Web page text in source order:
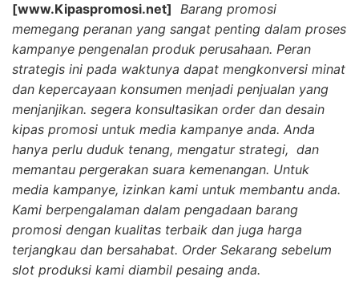
[www.Kipaspromosi.net] Barang promosi
memegang peranan yang sangat penting dalam proses
kampanye pengenalan produk perusahaan. Peran
strategis ini pada waktunya dapat mengkonversi minat
dan kepercayaan konsumen menjadi penjualan yang
menjanjikan. segera konsultasikan order dan desain
kipas promosi untuk media kampanye anda. Anda
hanya perlu duduk tenang, mengatur strategi, dan
memantau pergerakan suara kemenangan. Untuk
media kampanye, izinkan kami untuk membantu anda.
Kami berpengalaman dalam pengadaan barang
promosi dengan kualitas terbaik dan juga harga
terjangkau dan bersahabat. Order Sekarang sebelum
slot produksi kami diambil pesaing anda.